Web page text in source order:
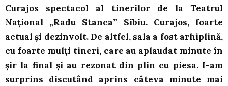
Curajos spectacol al tinerilor de la Teatrul
Naţional „Radu Stanca” Sibiu. Curajos, foarte
actual și dezinvolt. De altfel, sala a fost arhiplină,
cu foarte mulți tineri, care au aplaudat minute în
șir la final și au rezonat din plin cu piesa. I-am
surprins discutând aprins câteva minute mai